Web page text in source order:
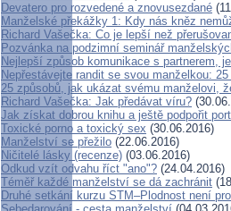
Devatero pro rozvedené a znovusezdané
Manželské překážky 1: Kdy nás kněz
Richard Vašečka: Co je lepší než
Pozvánka na podzimní seminář
Nejlepší způsob komunikace s partnerem,
Nepřestávejte randit se svou manželkou:
25 způsobů, jak ukázat svému manželovi,
Richard Vašečka: Jak předávat víru?
Jak získat dobrou knihu a ještě podpořit
Toxické porno a toxický sex (30.06.2016)
Manželství se přežilo (22.06.2016)
Ničitelé lásky (recenze) (03.06.2016)
Odkud vzít odvahu říct "ano"? (24.04.2016)
Téměř každé manželství se dá zachránit
Druhé setkání kurzu STM–Plodnost není